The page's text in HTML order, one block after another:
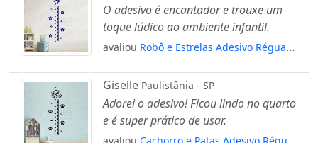
O adesivo é encantador e trouxe um
toque lúdico ao ambiente infantil.
avaliou Robô e Estrelas Adesivo Régua
Altura para Quarto, Porta e Parede
Mod:183
Giselle Paulistânia - SP
Adorei o adesivo! Ficou lindo no quarto
e é super prático de usar.